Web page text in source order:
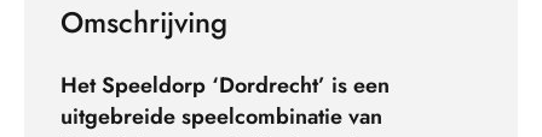
Omschrijving
Het Speeldorp ‘Dordrecht’ is een
uitgebreide speelcombinatie van